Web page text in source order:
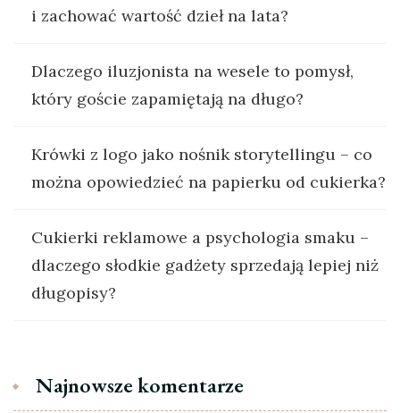
i zachować wartość dzieł na lata?
Dlaczego iluzjonista na wesele to pomysł,
który goście zapamiętają na długo?
Krówki z logo jako nośnik storytellingu – co
można opowiedzieć na papierku od cukierka?
Cukierki reklamowe a psychologia smaku –
dlaczego słodkie gadżety sprzedają lepiej niż
długopisy?
Najnowsze komentarze